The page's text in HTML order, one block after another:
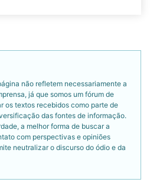
não refletem necessariamente a
já que somos um fórum de
os textos recebidos como parte de
das fontes de informação.
a melhor forma de buscar a
com perspectivas e opiniões
neutralizar o discurso do ódio e da